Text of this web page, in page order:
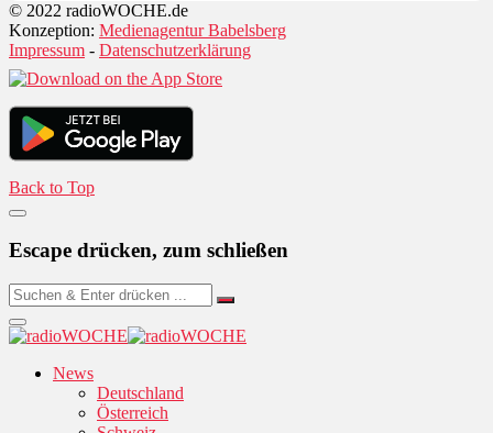
© 2022 radioWOCHE.de
Konzeption: Medienagentur Babelsberg
Impressum - Datenschutzerklärung
Back to Top
Escape drücken, zum schließen
News
Deutschland
Österreich